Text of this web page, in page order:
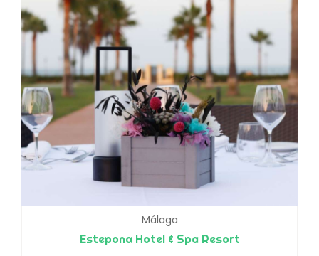
Málaga
Estepona Hotel & Spa Resort